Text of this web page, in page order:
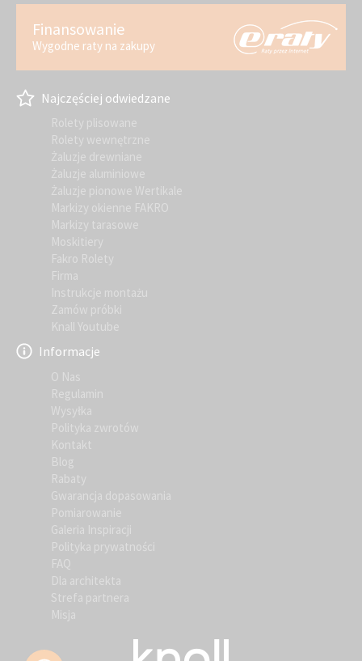
Finansowanie
Wygodne raty na zakupy
Najczęściej odwiedzane
Rolety plisowane
Rolety wewnętrzne
Żaluzje drewniane
Żaluzje aluminiowe
Żaluzje pionowe Wertikale
Markizy okienne FAKRO
Markizy tarasowe
Moskitiery
Fakro Rolety
Firma
Instrukcje montażu
Zamów próbki
Knall Youtube
Informacje
O Nas
Regulamin
Wysyłka
Polityka zwrotów
Kontakt
Blog
Rabaty
Gwarancja dopasowania
Pomiarowanie
Galeria Inspiracji
Polityka prywatności
FAQ
Dla architekta
Strefa partnera
Misja